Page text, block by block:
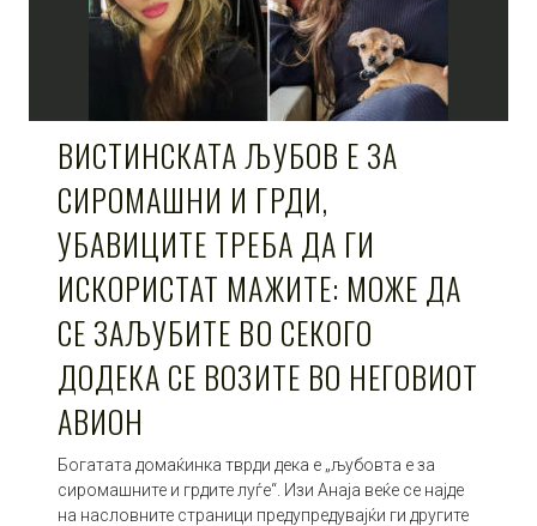
ВИСТИНСКАТА ЉУБОВ Е ЗА
СИРОМАШНИ И ГРДИ,
УБАВИЦИТЕ ТРЕБА ДА ГИ
ИСКОРИСТАТ МАЖИТЕ: МОЖЕ ДА
СЕ ЗАЉУБИТЕ ВО СЕКОГО
ДОДЕКА СЕ ВОЗИТЕ ВО НЕГОВИОТ
АВИОН
Богатата домаќинка тврди дека е „љубовта е за
сиромашните и грдите луѓе“. Изи Анаја веќе се најде
на насловните страници предупредувајќи ги другите